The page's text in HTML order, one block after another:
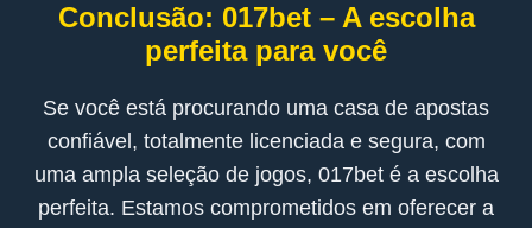
Conclusão: 017bet – A escolha
perfeita para você
Se você está procurando uma casa de apostas
confiável, totalmente licenciada e segura, com
uma ampla seleção de jogos, 017bet é a escolha
perfeita. Estamos comprometidos em oferecer a